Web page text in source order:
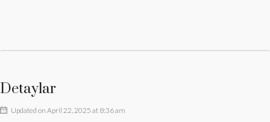
Detaylar
Updated on April 22, 2025 at 8:36 am